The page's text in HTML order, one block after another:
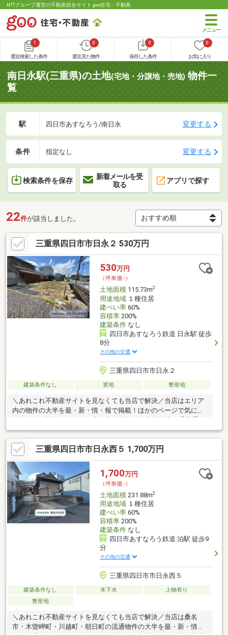
NTTグループ運営の不動産総合サイト goo住宅・不動産
1
最近検索した条件
0
最近見た物件
0
保存した条件
0
お気に入り
南日永駅(三重県)の土地(宅地・分譲地・売地) 物件一
覧
駅 四日市あすなろう/南日永 変更する
条件 指定なし 変更する
検索条件を保存
新着メールを受
取る
アプリで探す
22件が該当しました。
三重県四日市市日永２ 530万円
530万円
（坪単価:-）
土地面積115.73m2
用途地域１種住居
建ぺい率60%
容積率200%
建築条件なし
四日市あすなろう鉄道 日永駅 徒歩
8分
その他の交通
三重県四日市市日永２
建築条件なし 更地 整形地
＼あれこれ不動産サイトを見なくても当店で解決／当店はエリア
内の物件の大半を最・新・情・報で掲載！ほかのページで気にな
る物件もご相談ください。◆日永小学校／南中学校◆三重交通バ
ス「中央緑地公園前」停徒歩約3分◆四日市中央緑地公園まで徒
歩約10分◆お好きなハウスメーカーさんで建築可能です◆国道1
号線、23号線へのアクセス◎※写真をクリックすると、詳細をご
覧いただけます。＝＝＝＝＝＝＝＝＝＝＝＝＝＝＝＝＝＝＝＝＝
＝土地選びでお困りの時は、一度お気軽にご相談ください。当店
が土地探しをサポート致します！＝＝＝＝＝＝＝＝＝＝＝＝＝＝
＝＝＝＝＝＝＝＝
三重県四日市市日永西５ 1,700万円
1,700万円
（坪単価:-）
土地面積231.88m2
用途地域１種住居
建ぺい率60%
容積率200%
建築条件なし
四日市あすなろう鉄道 泊駅 徒歩9
分
その他の交通
三重県四日市市日永西５
建築条件なし 本下水
上物有り
整形地
＼あれこれ不動産サイトを見なくても当店で解決／当店は桑名
市・木曽岬町・川越町・朝日町の流通物件の大半を最・新・情・